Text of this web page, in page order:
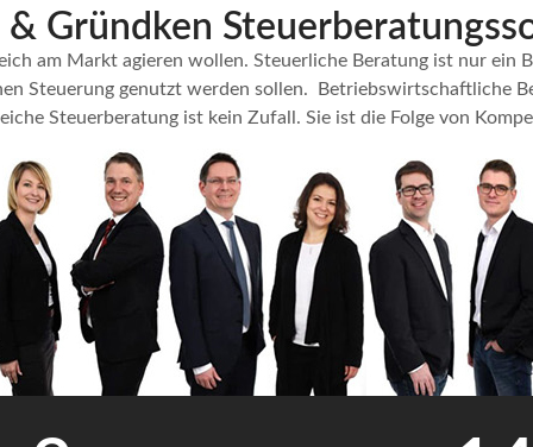
& Gründken
am Markt agieren wollen. Steuerliche Beratung ist nur ein
Steuerung genutzt werden sollen.
Betriebswirtschaftliche
Steuerberatung ist kein Zufall. Sie ist die Folge von